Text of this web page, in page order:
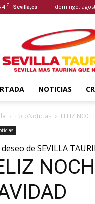
C Sevilla,es domingo,
Taurina
NOTICIAS
FotoNoticias FELIZ
deseo de SEVILLA